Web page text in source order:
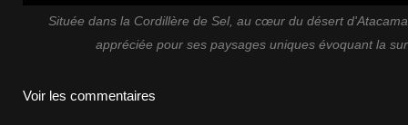
Située dans la Cordillère de Sel, au cœur du désert
appréciée pour ses paysages uniques évoquant la
Voir les commentaires